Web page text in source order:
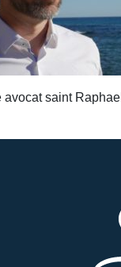
avocat saint Raphael